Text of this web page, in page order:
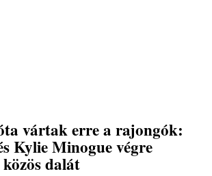
vártak erre a rajongók:
Kylie Minogue végre
dalát